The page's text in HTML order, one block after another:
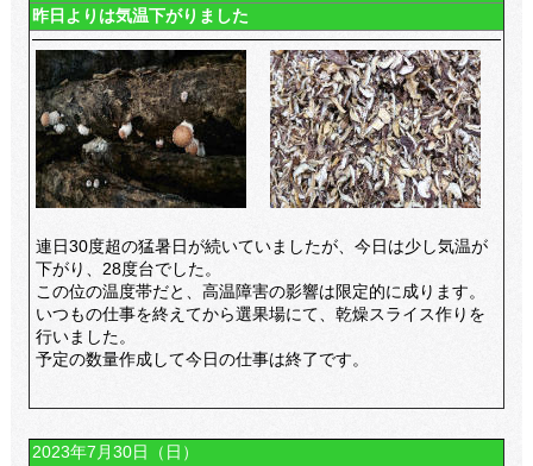
昨日よりは気温下がりました
連日30度超の猛暑日が続いていましたが、今日は少し気温が
下がり、28度台でした。
この位の温度帯だと、高温障害の影響は限定的に成ります。
いつもの仕事を終えてから選果場にて、乾燥スライス作りを
行いました。
予定の数量作成して今日の仕事は終了です。
2023年7月30日（日）